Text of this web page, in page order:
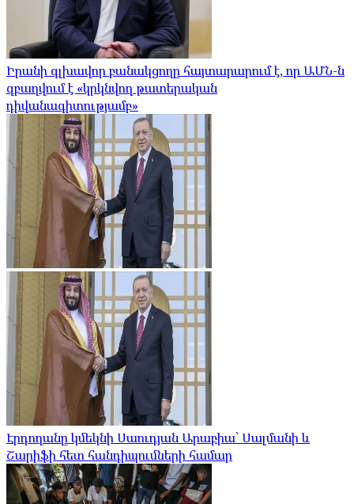
Իրանի գլխավոր բանակցողը հայտարարում է, որ ԱՄՆ-ն
զբաղվում է «կրկնվող թատերական
դիվանագիտությամբ»
Էրդողանը կմեկնի Սաուդյան Արաբիա՝ Սալմանի և
Շարիֆի հետ հանդիպումների համար